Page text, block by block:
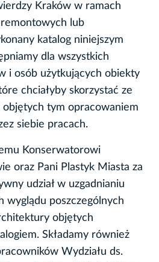
Kraków w ramach
lub
katalog niniejszym
dla wszystkich
i osób użytkujących obiekty
chciałyby skorzystać ze
tym opracowaniem
siebie pracach.
Konserwatorowi
oraz Pani Plastyk Miasta za
udział w uzgadnianiu
wyglądu poszczególnych
objętych
Składamy również
Wydziału ds.